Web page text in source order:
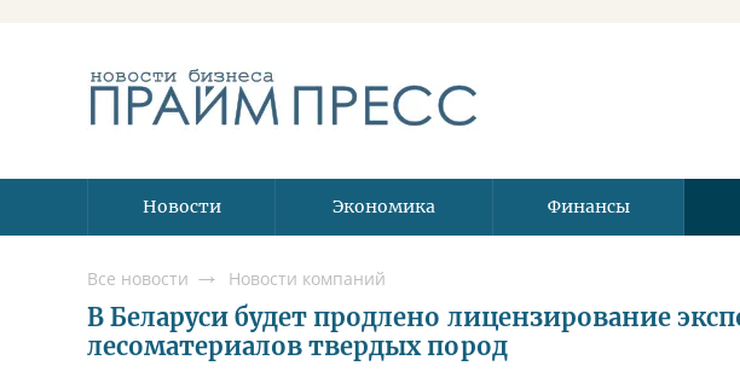
Новости Экономика Финансы
Все новости Новости компаний
В Беларуси будет продлено лицензирование
лесоматериалов твердых пород